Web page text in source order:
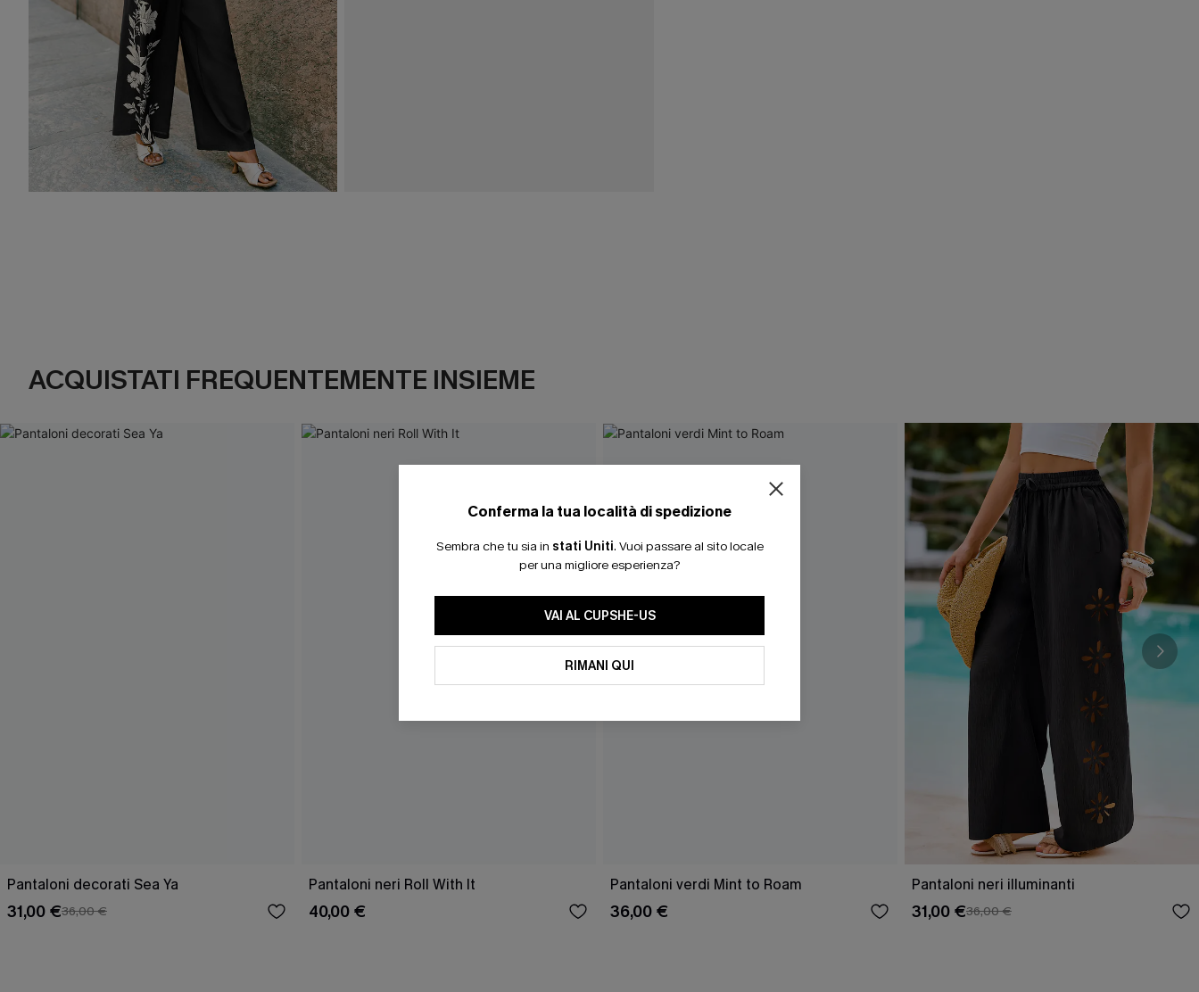
ACQUISTATI FREQUENTEMENTE INSIEME
Pantaloni decorati Sea Ya
31,00 €36,00 €
Pantaloni neri Roll With It
40,00 €
Pantaloni verdi Mint to Roam
36,00 €
Pantaloni neri illuminanti
31,00 €36,00 €
Conferma la tua località di spedizione
Sembra che tu sia in stati Uniti. Vuoi passare al sito locale
per una migliore esperienza?
VAI AL CUPSHE-US
RIMANI QUI